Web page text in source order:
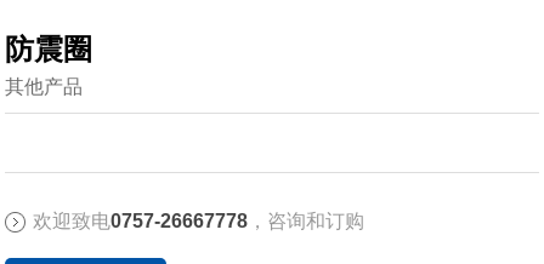
防震圈
其他产品
欢迎致电0757-26667778 ，咨询和订购